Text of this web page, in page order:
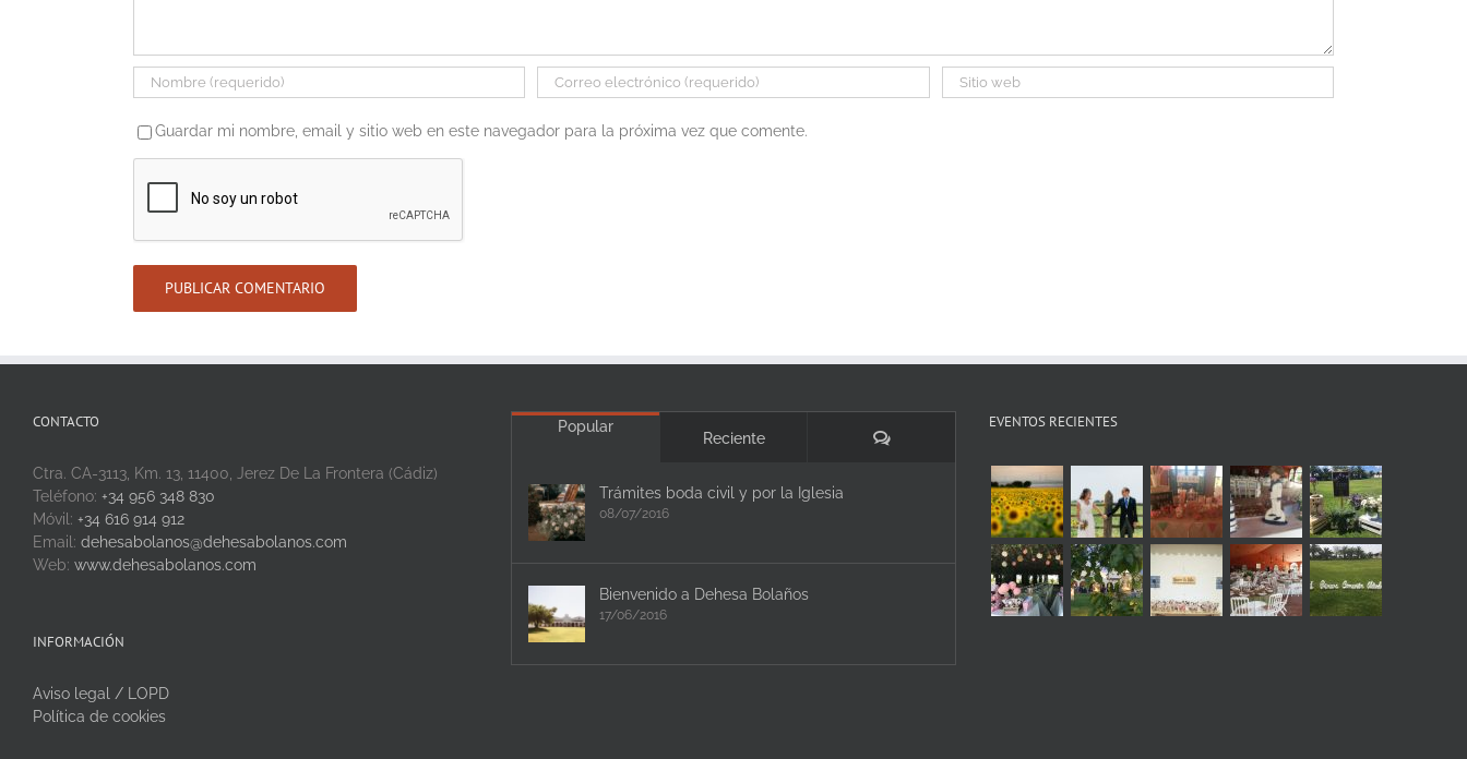
Guardar mi nombre, email y sitio web en este navegador para la próxima vez que comente.
CONTACTO
Ctra. CA-3113, Km. 13, 11400, Jerez De La Frontera (Cádiz)
Teléfono: +34 956 348 830
Móvil: +34 616 914 912
Email: dehesabolanos@dehesabolanos.com
Web: www.dehesabolanos.com
INFORMACIÓN
Aviso legal / LOPD
Política de cookies
Popular
Reciente Comentarios
Trámites boda civil y por la Iglesia
08/07/2016
Bienvenido a Dehesa Bolaños
17/06/2016
EVENTOS RECIENTES